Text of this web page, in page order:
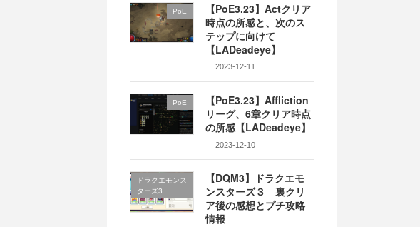
PoE
【PoE3.23】Actクリア
時点の所感と、次のス
テップに向けて
【LADeadeye】
2023-12-11
PoE
【PoE3.23】Affliction
リーグ、6章クリア時点
の所感【LADeadeye】
2023-12-10
ドラクエモンス
ターズ3
【DQM3】ドラクエモ
ンスターズ３ 裏クリ
ア後の感想とプチ攻略
情報